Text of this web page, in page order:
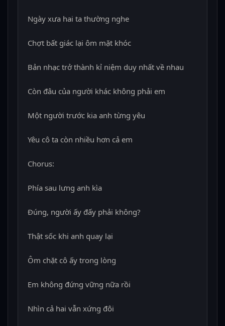
Ngày xưa hai ta thường nghe
Chợt bất giác lại ôm mặt khóc
Bản nhạc trở thành kỉ niệm duy nhất về nhau
Còn đâu của người khác không phải em
Một người trước kia anh từng yêu
Yêu cô ta còn nhiều hơn cả em
Chorus:
Phía sau lưng anh kìa
Đúng, người ấy đấy phải không?
Thật sốc khi anh quay lại
Ôm chặt cô ấy trong lòng
Em không đứng vững nữa rồi
Nhìn cả hai vẫn xứng đôi